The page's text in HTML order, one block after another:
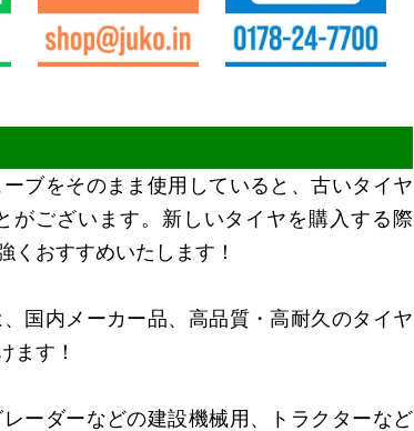
ブをそのまま使用していると、古いタイヤ
がございます。新しいタイヤを購入する際
くおすすめいたします！
国内メーカー品、高品質・高耐久のタイヤ
ます！
ーダーなどの建設機械用、トラクターなど